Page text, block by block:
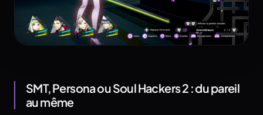
SMT, Persona ou Soul Hackers 2 : du pareil
au même